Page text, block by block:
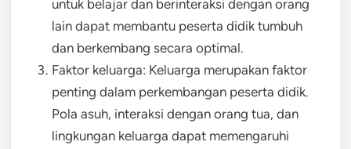
untuk belajar dan berinteraksi dengan orang
lain dapat membantu peserta didik tumbuh
dan berkembang secara optimal.
Faktor keluarga: Keluarga merupakan faktor
penting dalam perkembangan peserta didik.
Pola asuh, interaksi dengan orang tua, dan
lingkungan keluarga dapat memengaruhi